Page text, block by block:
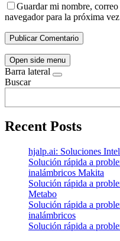
Guardar mi nombre,
navegador para la próxima
Open side menu
Barra lateral
Buscar
Recent Posts
hjalp.ai: Soluciones
Solución rápida a
inalámbricos Makita
Solución rápida a
Metabo
Solución rápida a
inalámbricos
Solución rápida a